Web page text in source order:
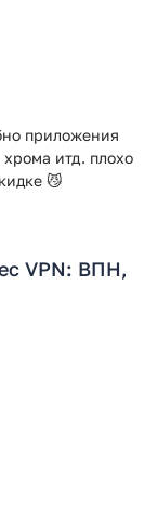
приложения
итд. плохо
😼
VPN: ВПН,